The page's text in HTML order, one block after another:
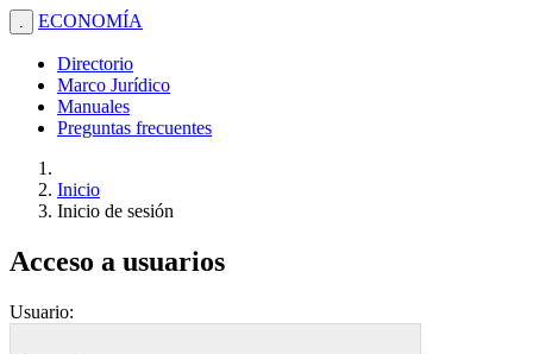
. ECONOMÍA
Directorio
Marco Jurídico
Manuales
Preguntas frecuentes
Inicio
Inicio de sesión
Acceso a usuarios
Usuario: